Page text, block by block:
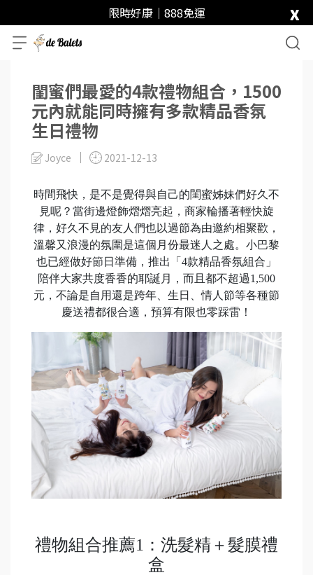
限時好康｜888免運 x
閨蜜們最愛的4款禮物組合，1500
元內就能同時擁有多款精品香氛
生日禮物
Joyce 2021-12-13
時間飛快，是不是覺得與自己的閨蜜姊妹們好久不
見呢？當街邊燈飾熠熠亮起，商家輪播著輕快旋
律，好久不見的友人們也以過節為由邀約相聚歡，
溫馨又浪漫的氛圍是這個月份最迷人之處。小巴黎
也已經做好節日準備，推出「4款精品香氛組合」
陪伴大家共度香香的耶誕月，而且都不超過1,500
元，不論是自用還是跨年、生日、情人節等各種節
慶送禮都很合適，預算有限也零踩雷！
禮物組合推薦1：洗髮精＋髮膜禮
盒